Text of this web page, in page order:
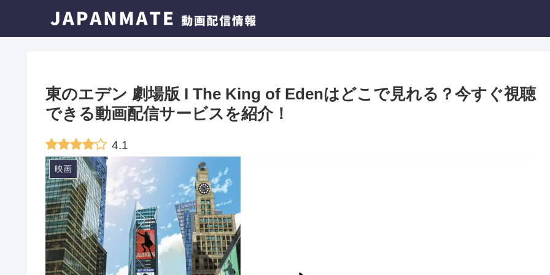
東のエデン 劇場版 I The King of Edenはどこで見れる？今すぐ視聴
できる動画配信サービスを紹介！
4.1
映画